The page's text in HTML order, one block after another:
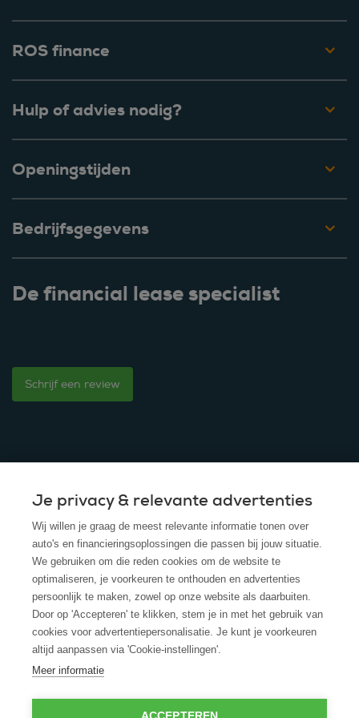
ROS finance
Hulp of advies nodig?
Openingstijden
Bedrijfsgegevens
De financial lease specialist
Schrijf een review
© 2025 - ROS Krediet Service
Algemene Voorwaarden
Disclaimer
Privacy Policy
Cookies
Cookie policy
Je privacy & relevante advertenties
Wij willen je graag de meest relevante informatie tonen over
auto's en financieringsoplossingen die passen bij jouw situatie.
We gebruiken om die reden cookies om de website te
optimaliseren, je voorkeuren te onthouden en advertenties
persoonlijk te maken, zowel op onze website als daarbuiten.
Door op 'Accepteren' te klikken, stem je in met het gebruik van
cookies voor advertentiepersonalisatie. Je kunt je voorkeuren
altijd aanpassen via 'Cookie-instellingen'.
Meer informatie